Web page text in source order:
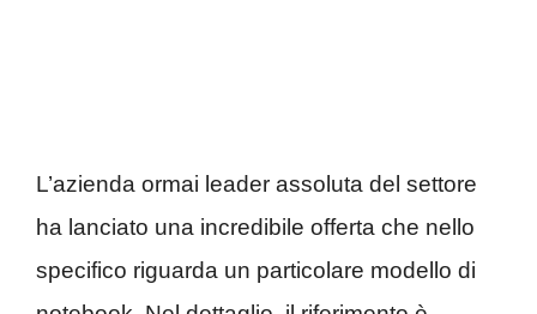
L’azienda ormai leader assoluta del settore
ha lanciato una incredibile offerta che nello
specifico riguarda un particolare modello di